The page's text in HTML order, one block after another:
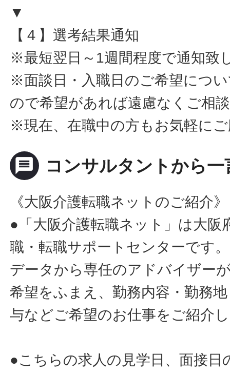
▼
【４】選考結果通知
※最短翌日～1週間程度で通知致
※面談日・入職日のご希望につ
ので希望があれば遠慮なくご相
※現在、在職中の方もお気軽に
message コンサルタントから一
《大阪介護転職ネットのご紹介》
●「大阪介護転職ネット」は大阪
職・転職サポートセンターです
データから専任のアドバイザー
希望をふまえ、勤務内容・勤務
与などご希望のお仕事をご紹介
●こちらの求人の見学日、面接日